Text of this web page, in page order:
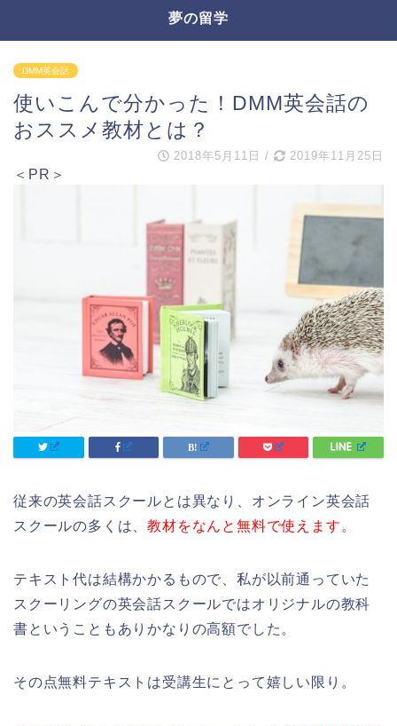
夢の留学
DMM英会話
使いこんで分かった！DMM英会話の
おススメ教材とは？
2018年5月11日 / 2019年11月25日
＜PR＞
従来の英会話スクールとは異なり、オンライン英会話
スクールの多くは、教材をなんと無料で使えます。
テキスト代は結構かかるもので、私が以前通っていた
スクーリングの英会話スクールではオリジナルの教科
書ということもありかなりの高額でした。
その点無料テキストは受講生にとって嬉しい限り。